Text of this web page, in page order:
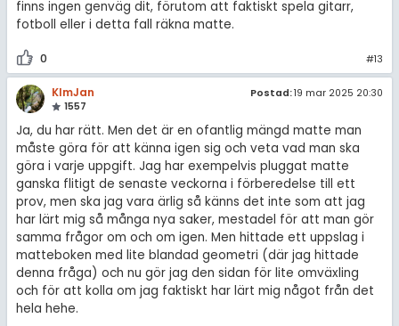
finns ingen genväg dit, förutom att faktiskt spela gitarr,
fotboll eller i detta fall räkna matte.
0 #13
KlmJan
1557
Postad:19 mar 2025 20:30
Ja, du har rätt. Men det är en ofantlig mängd matte man
måste göra för att känna igen sig och veta vad man ska
göra i varje uppgift. Jag har exempelvis pluggat matte
ganska flitigt de senaste veckorna i förberedelse till ett
prov, men ska jag vara ärlig så känns det inte som att jag
har lärt mig så många nya saker, mestadel för att man gör
samma frågor om och om igen. Men hittade ett uppslag i
matteboken med lite blandad geometri (där jag hittade
denna fråga) och nu gör jag den sidan för lite omväxling
och för att kolla om jag faktiskt har lärt mig något från det
hela hehe.